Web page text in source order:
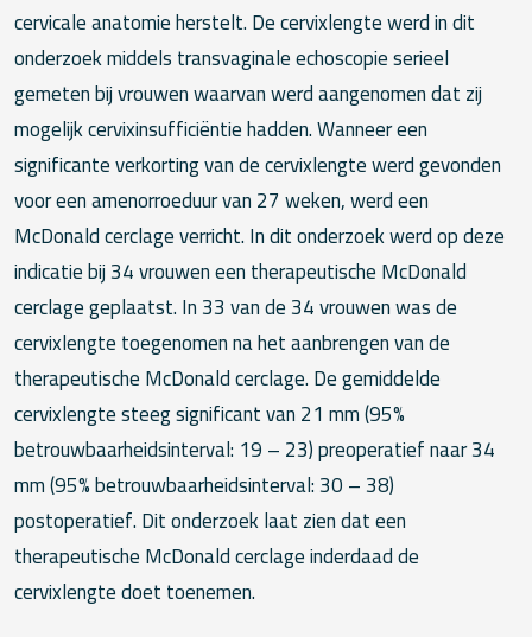
cervicale anatomie herstelt. De cervixlengte werd in dit
onderzoek middels transvaginale echoscopie serieel
gemeten bij vrouwen waarvan werd aangenomen dat zij
mogelijk cervixinsufficiëntie hadden. Wanneer een
significante verkorting van de cervixlengte werd gevonden
voor een amenorroeduur van 27 weken, werd een
McDonald cerclage verricht. In dit onderzoek werd op deze
indicatie bij 34 vrouwen een therapeutische McDonald
cerclage geplaatst. In 33 van de 34 vrouwen was de
cervixlengte toegenomen na het aanbrengen van de
therapeutische McDonald cerclage. De gemiddelde
cervixlengte steeg significant van 21 mm (95%
betrouwbaarheidsinterval: 19 – 23) preoperatief naar 34
mm (95% betrouwbaarheidsinterval: 30 – 38)
postoperatief. Dit onderzoek laat zien dat een
therapeutische McDonald cerclage inderdaad de
cervixlengte doet toenemen.